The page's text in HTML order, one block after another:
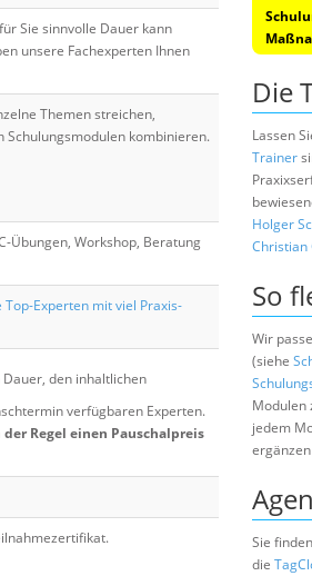
Sie sinnvolle Dauer kann
unsere Fachexperten Ihnen
Themen streichen,
Schulungsmodulen kombinieren.
Übungen, Workshop, Beratung
Experten mit viel Praxis-
den inhaltlichen
verfügbaren Experten.
Regel einen Pauschalpreis
Die
Lassen
Trainer
Holger
Christian
So
Wir
(siehe
Modulen
jedem
Sie
die